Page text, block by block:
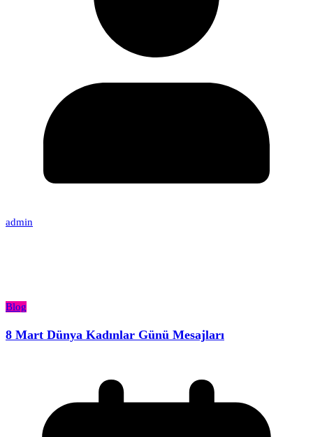
admin
Blog
8 Mart Dünya Kadınlar Günü Mesajları